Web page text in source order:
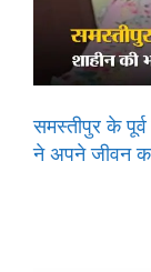
समस्तीपुर के
ने अपने जीवन